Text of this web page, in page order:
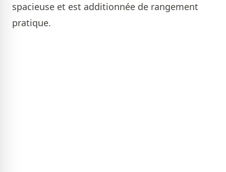
spacieuse et est additionnée de rangement
pratique.